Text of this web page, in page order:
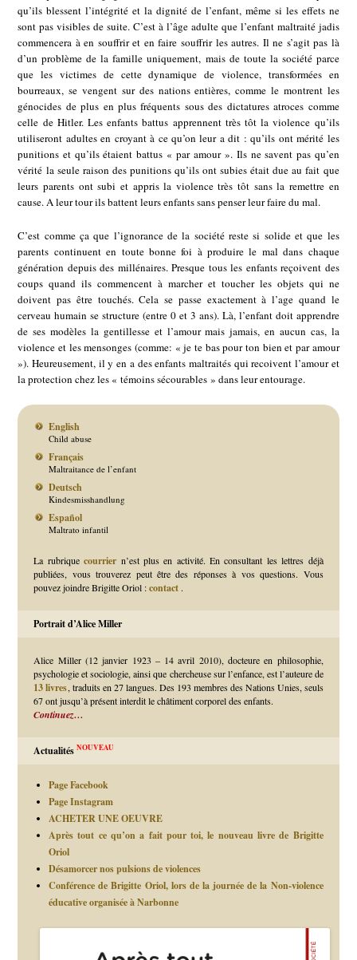
qu’ils blessent l’intégrité et la dignité de l’enfant, même si les effets ne
sont pas visibles de suite. C’est à l’âge adulte que l’enfant maltraité jadis
commencera à en souffrir et en faire souffrir les autres. Il ne s’agit pas là
d’un problème de la famille uniquement, mais de toute la société parce
que les victimes de cette dynamique de violence, transformées en
bourreaux, se vengent sur des nations entières, comme le montrent les
génocides de plus en plus fréquents sous des dictatures atroces comme
celle de Hitler. Les enfants battus apprennent très tôt la violence qu’ils
utiliseront adultes en croyant à ce qu’on leur a dit : qu’ils ont mérité les
punitions et qu’ils étaient battus « par amour ». Ils ne savent pas qu’en
vérité la seule raison des punitions qu’ils ont subies était due au fait que
leurs parents ont subi et appris la violence très tôt sans la remettre en
cause. A leur tour ils battent leurs enfants sans penser leur faire du mal.
C’est comme ça que l’ignorance de la société reste si solide et que les
parents continuent en toute bonne foi à produire le mal dans chaque
génération depuis des millénaires. Presque tous les enfants reçoivent des
coups quand ils commencent à marcher et toucher les objets qui ne
doivent pas être touchés. Cela se passe exactement à l’age quand le
cerveau humain se structure (entre 0 et 3 ans). Là, l’enfant doit apprendre
de ses modèles la gentillesse et l’amour mais jamais, en aucun cas, la
violence et les mensonges (comme: « je te bas pour ton bien et par amour
»). Heureusement, il y en a des enfants maltraités qui recoivent l’amour et
la protection chez les « témoins sécourables » dans leur entourage.
English
Child abuse
Français
Maltraitance de l’enfant
Deutsch
Kindesmisshandlung
Español
Maltrato infantil
La rubriquecourrier n’est plus en activité. En consultant les lettres déjà
publiées, vous trouverez peut être des réponses à vos questions. Vous
pouvez joindre Brigitte Oriol :contact .
Portrait d’Alice Miller
Alice Miller (12 janvier 1923 – 14 avril 2010), docteure en philosophie,
psychologie et sociologie, ainsi que chercheuse sur l’enfance, est l’auteure de
13 livres, traduits en 27 langues. Des 193 membres des Nations Unies, seuls
67 ont jusqu’à présent interdit le châtiment corporel des enfants.
Continuez…
ActualitésNOUVEAU
Page Facebook
Page Instagram
ACHETER UNE OEUVRE
Après tout ce qu’on a fait pour toi, le nouveau livre de Brigitte
Oriol
Désamorcer nos pulsions de violences
Conférence de Brigitte Oriol, lors de la journée de la Non-violence
éducative organisée à Narbonne